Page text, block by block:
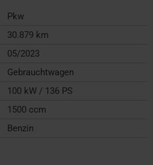
Pkw
30.879 km
05/2023
Gebrauchtwagen
100 kW / 136 PS
1500 ccm
Benzin